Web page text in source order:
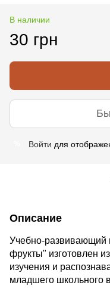
В наличии
30 грн
Войти для
Описание
Учебно-
фрукты" изготовлен
изучения и
младшего школьного